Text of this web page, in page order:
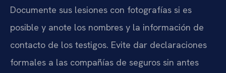
Documente sus lesiones con fotografías si es
posible y anote los nombres y la información de
contacto de los testigos. Evite dar declaraciones
formales a las compañías de seguros sin antes